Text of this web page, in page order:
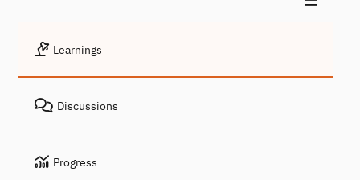
Learnings
Discussions
Progress